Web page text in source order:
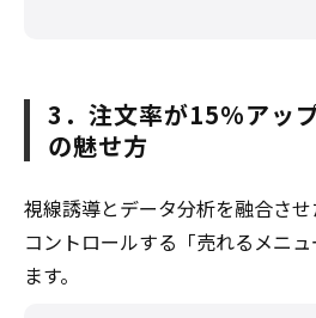
3．注文率が15%アッ
の魅せ方
視線誘導とデータ分析を融合さ
コントロールする「売れるメニ
ます。